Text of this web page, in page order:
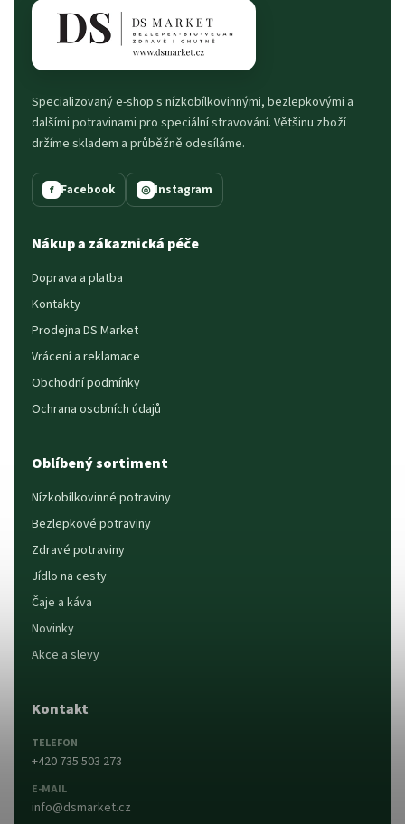
Specializovaný e-shop s nízkobílkovinnými, bezlepkovými a
dalšími potravinami pro speciální stravování. Většinu zboží
držíme skladem a průběžně odesíláme.
f Facebook ◎ Instagram
Nákup a zákaznická péče
Doprava a platba
Kontakty
Prodejna DS Market
Vrácení a reklamace
Obchodní podmínky
Ochrana osobních údajů
Oblíbený sortiment
Nízkobílkovinné potraviny
Bezlepkové potraviny
Zdravé potraviny
Jídlo na cesty
Čaje a káva
Novinky
Akce a slevy
Kontakt
TELEFON
+420 735 503 273
E-MAIL
info@dsmarket.cz